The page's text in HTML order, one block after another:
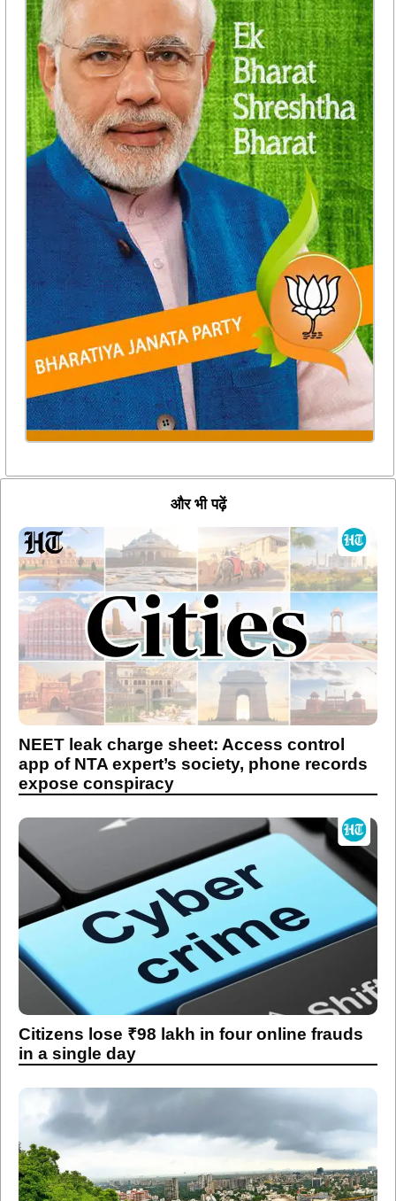
और भी पढ़ें
NEET leak charge sheet: Access control
app of NTA expert’s society, phone records
expose conspiracy
Citizens lose ₹98 lakh in four online frauds
in a single day